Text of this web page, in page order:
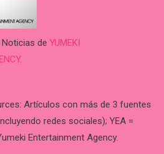
de YUMEKI
Artículos con más de 3 fuentes
redes sociales); YEA =
Entertainment Agency.